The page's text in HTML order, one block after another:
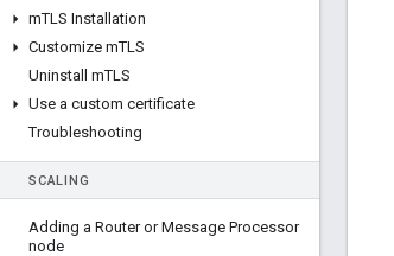
mTLS Installation
Customize mTLS
Uninstall mTLS
Use a custom certificate
Troubleshooting
SCALING
Adding a Router or Message Processor
node